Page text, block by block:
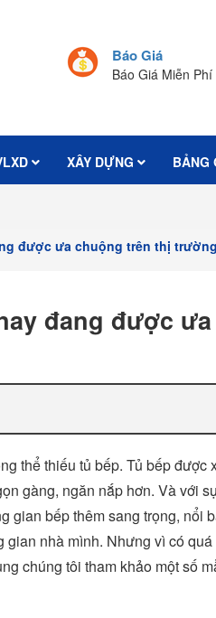
Báo Giá
Báo Giá Miễn Phí
XÂY DỰNG BẢNG
được ưa chuộng trên thị trường
đang được
thể thiếu tủ bếp. Tủ bếp được
gàng, ngăn nắp hơn. Và với
gian bếp thêm sang trọng, nổi
nhà mình. Nhưng vì có
chúng tôi tham khảo một số